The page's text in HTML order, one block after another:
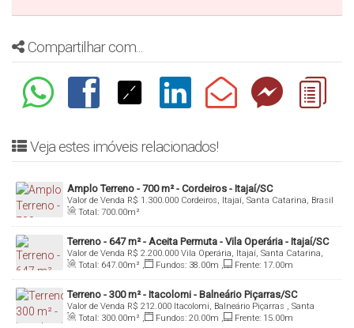
Compartilhar com...
Veja estes imóveis relacionados!
Amplo Terreno - 700 m² - Cordeiros - Itajaí/SC
R$ 1.300.000
Valor de Venda
Cordeiros, Itajaí, Santa Catarina, Brasil
Total: 700.00m²
Terreno - 647 m² - Aceita Permuta - Vila Operária - Itajaí/SC
R$ 2.200.000
Valor de Venda
Vila Operária, Itajaí, Santa Catarina,
BrasilTotal: 647.00m² , Fundos: 38.00m , Frente: 17.00m
Terreno - 300 m² - Itacolomi - Balneário Piçarras/SC
R$ 212.000
Valor de Venda
Itacolomi, Balneário Piçarras , Santa
Catarina, Brasil
Total: 300.00m² , Fundos: 20.00m , Frente: 15.00m